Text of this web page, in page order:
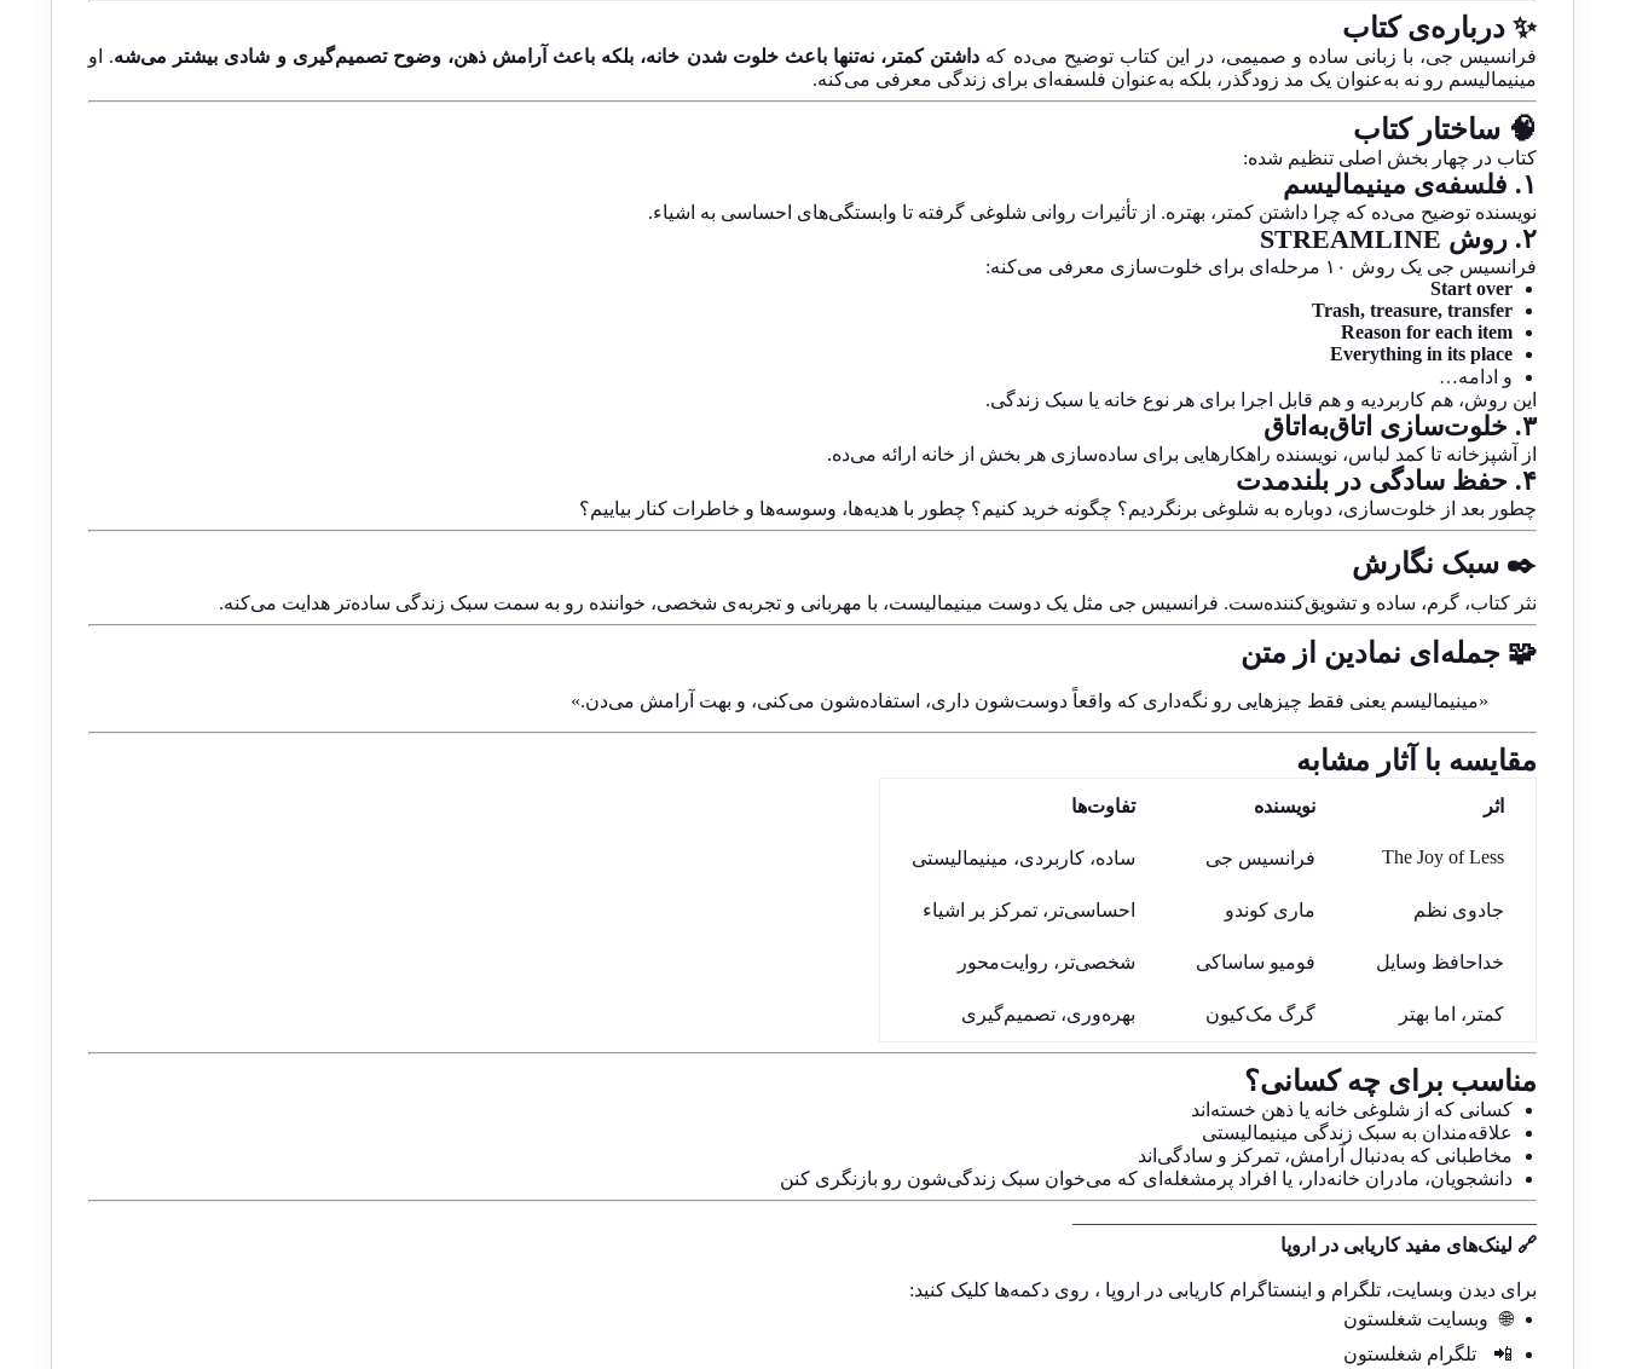
✨ درباره‌ی کتاب
فرانسیس جی، با زبانی ساده و صمیمی، در این کتاب توضیح می‌ده که داشتن کمتر، نه‌تنها باعث خلوت شدن خانه، بلکه باعث آرامش ذهن، وضوح تصمیم‌گیری و شادی بیشتر می‌شه. او
مینیمالیسم رو نه به‌عنوان یک مد زودگذر، بلکه به‌عنوان فلسفه‌ای برای زندگی معرفی می‌کنه.
🧠 ساختار کتاب
کتاب در چهار بخش اصلی تنظیم شده:
۱. فلسفه‌ی مینیمالیسم
نویسنده توضیح می‌ده که چرا داشتن کمتر، بهتره. از تأثیرات روانی شلوغی گرفته تا وابستگی‌های احساسی به اشیاء.
۲. روش STREAMLINE
فرانسیس جی یک روش ۱۰ مرحله‌ای برای خلوت‌سازی معرفی می‌کنه:
Start over
Trash, treasure, transfer
Reason for each item
Everything in its place
و ادامه…
این روش، هم کاربردیه و هم قابل اجرا برای هر نوع خانه یا سبک زندگی.
۳. خلوت‌سازی اتاق‌به‌اتاق
از آشپزخانه تا کمد لباس، نویسنده راهکارهایی برای ساده‌سازی هر بخش از خانه ارائه می‌ده.
۴. حفظ سادگی در بلندمدت
چطور بعد از خلوت‌سازی، دوباره به شلوغی برنگردیم؟ چگونه خرید کنیم؟ چطور با هدیه‌ها، وسوسه‌ها و خاطرات کنار بیاییم؟
✒️ سبک نگارش
نثر کتاب، گرم، ساده و تشویق‌کننده‌ست. فرانسیس جی مثل یک دوست مینیمالیست، با مهربانی و تجربه‌ی شخصی، خواننده رو به سمت سبک زندگی ساده‌تر هدایت می‌کنه.
🧩 جمله‌ای نمادین از متن
«مینیمالیسم یعنی فقط چیزهایی رو نگه‌داری که واقعاً دوست‌شون داری، استفاده‌شون می‌کنی، و بهت آرامش می‌دن.»
مقایسه با آثار مشابه
اثر نویسنده تفاوت‌ها
The Joy of Less فرانسیس جی ساده، کاربردی، مینیمالیستی
جادوی نظم ماری کوندو احساسی‌تر، تمرکز بر اشیاء
خداحافظ وسایل فومیو ساساکی شخصی‌تر، روایت‌محور
کمتر، اما بهتر گرگ مک‌کیون بهره‌وری، تصمیم‌گیری
مناسب برای چه کسانی؟
کسانی که از شلوغی خانه یا ذهن خسته‌اند
علاقه‌مندان به سبک زندگی مینیمالیستی
مخاطبانی که به‌دنبال آرامش، تمرکز و سادگی‌اند
دانشجویان، مادران خانه‌دار، یا افراد پرمشغله‌ای که می‌خوان سبک زندگی‌شون رو بازنگری کنن
————————————————————————
🔗 لینک‌های مفید کاریابی در اروپا
برای دیدن وبسایت، تلگرام و اینستاگرام کاریابی در اروپا ، روی دکمه‌ها کلیک کنید:
🌐
وبسایت شغلستون
📲
تلگرام شغلستون